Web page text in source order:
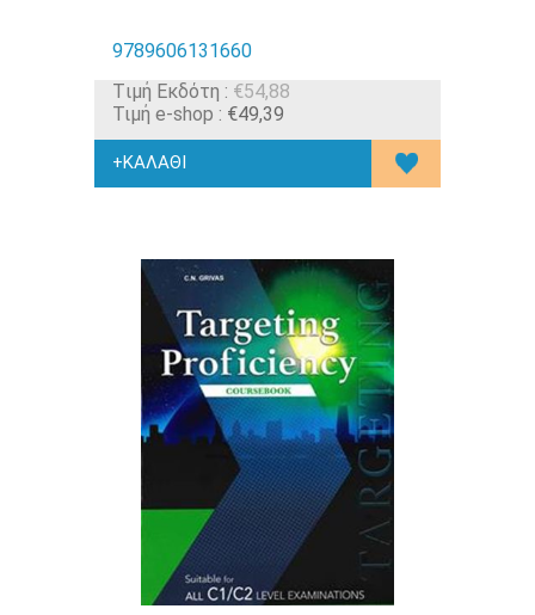
9789606131660
Tιμή Εκδότη : €54,88
Τιμή e-shop : €49,39